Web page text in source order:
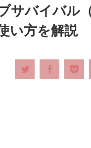
サバイバル
い方を解説